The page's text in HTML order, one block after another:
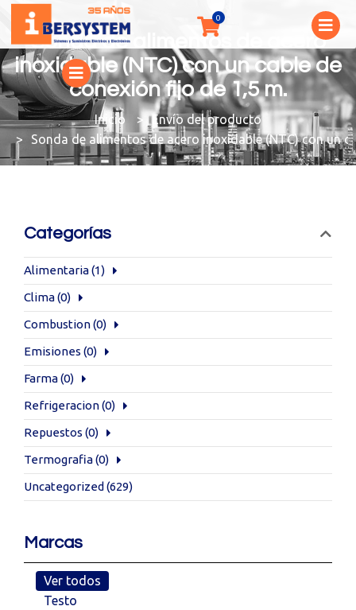
Sonda de alimentos de acero
inoxidable (NTC) con un cable de
conexión fijo de 1,5 m.
You are here:
Envío del producto
Sonda de alimentos de acero inoxidable (NTC) con un
Categorías
Alimentaria(1)
Clima(0)
Combustion(0)
Emisiones (0)
Farma(0)
Refrigeracion(0)
Repuestos (0)
Termografia(0)
Uncategorized (629)
Marcas
Ver todos
Testo